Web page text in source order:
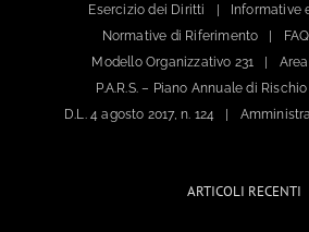
Esercizio dei Diritti
Informative
Normative di Riferimento
FAQ
Modello Organizzativo 231
P.A.R.S. – Piano Annuale di
D.L. 4 agosto 2017, n. 124
ARTICOLI RECENTI